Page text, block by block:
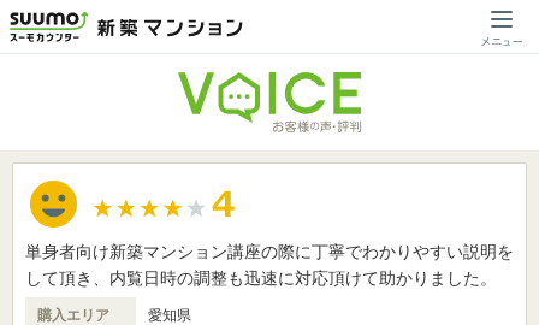
単身者向け新築マンション講座の際に丁寧でわかりやすい説明を
して頂き、内覧日時の調整も迅速に対応頂けて助かりました。
購入エリア 愛知県